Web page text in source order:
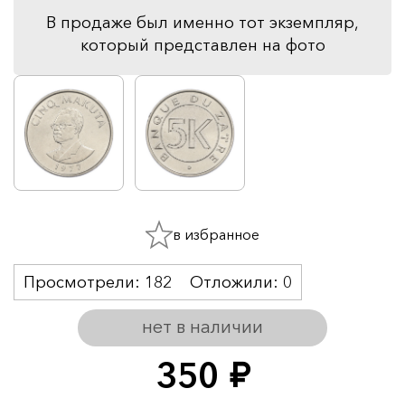
В продаже был именно тот экземпляр,
который представлен на фото
350 руб.
нет в наличии
Просмотрели: 182 Отложили: 0
в избранное